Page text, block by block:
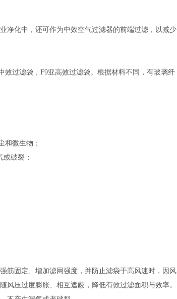
净化中，还可作为中效空气过滤器的前端过滤，以减少
效过滤袋，F9亚高效过滤袋。根据材料不同，有玻璃纤
和微生物；
破裂；
筋固定、增加滤网强度，并防止滤袋于高风速时，因风
压过度膨胀、相互遮蔽，降低有效过滤面积与效率。